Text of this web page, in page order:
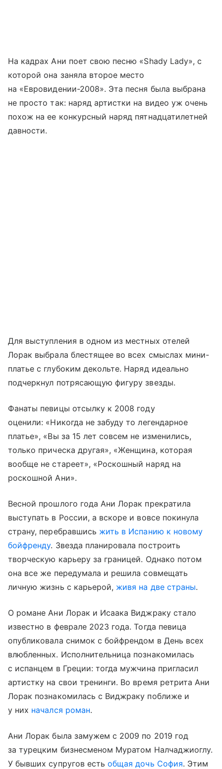
На кадрах Ани поет свою песню «Shady Lady», с
которой она заняла второе место
на «Евровидении-2008». Эта песня была выбрана
не просто так: наряд артистки на видео уж очень
похож на ее конкурсный наряд пятнадцатилетней
давности.
Для выступления в одном из местных отелей
Лорак выбрала блестящее во всех смыслах мини-
платье с глубоким декольте. Наряд идеально
подчеркнул потрясающую фигуру звезды.
Фанаты певицы отсылку к 2008 году
оценили: «Никогда не забуду то легендарное
платье», «Вы за 15 лет совсем не изменились,
только прическа другая», «Женщина, которая
вообще не стареет», «Роскошный наряд на
роскошной Ани».
Весной прошлого года Ани Лорак прекратила
выступать в России, а вскоре и вовсе покинула
страну, перебравшись жить в Испанию к новому
бойфренду. Звезда планировала построить
творческую карьеру за границей. Однако потом
она все же передумала и решила совмещать
личную жизнь с карьерой, живя на две страны.
О романе Ани Лорак и Исаака Виджраку стало
известно в феврале 2023 года. Тогда певица
опубликовала снимок с бойфрендом в День всех
влюбленных. Исполнительница познакомилась
с испанцем в Греции: тогда мужчина пригласил
артистку на свои тренинги. Во время ретрита Ани
Лорак познакомилась с Виджраку поближе и
у них начался роман.
Ани Лорак была замужем с 2009 по 2019 год
за турецким бизнесменом Муратом Налчаджиоглу.
У бывших супругов естьобщая дочь София. Этим